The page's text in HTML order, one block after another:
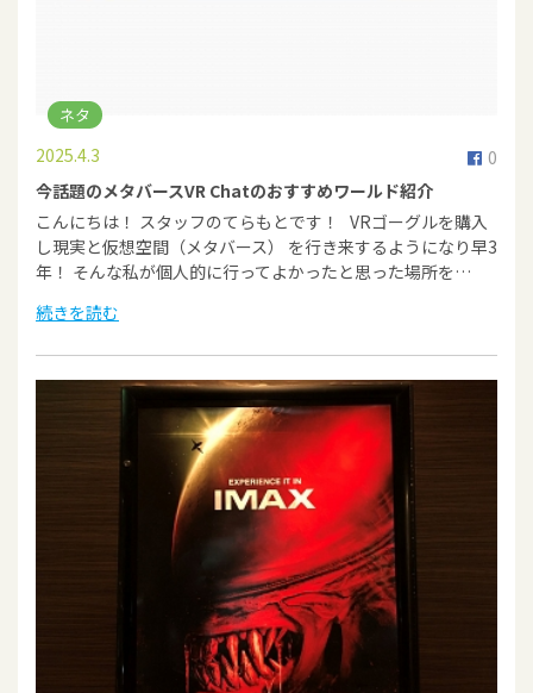
ネタ
0
2025.4.3
今話題のメタバースVR Chatのおすすめワールド紹介
こんにちは！ スタッフのてらもとです！ VRゴーグルを購入
し現実と仮想空間（メタバース） を行き来するようになり早3
年！ そんな私が個人的に行ってよかったと思った場所を…
続きを読む